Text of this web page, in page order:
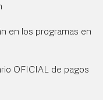
en los programas en
OFICIAL de pagos